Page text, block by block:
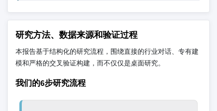
研究方法、数据来源和验证过程
本报告基于结构化的研究流程，围绕直接的行业对话、专有建
模和严格的交叉验证构建，而不仅仅是桌面研究。
我们的6步研究流程